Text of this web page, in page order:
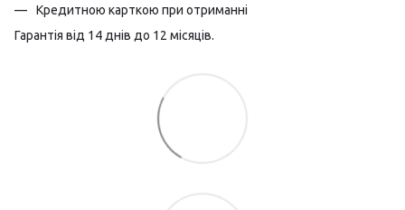
Кредитною карткою при отриманні
Гарантія від 14 днів до 12 місяців.